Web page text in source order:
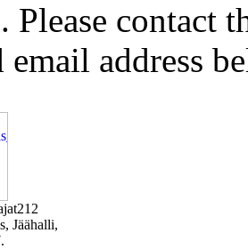
Please contact
address
212
Jäähalli,